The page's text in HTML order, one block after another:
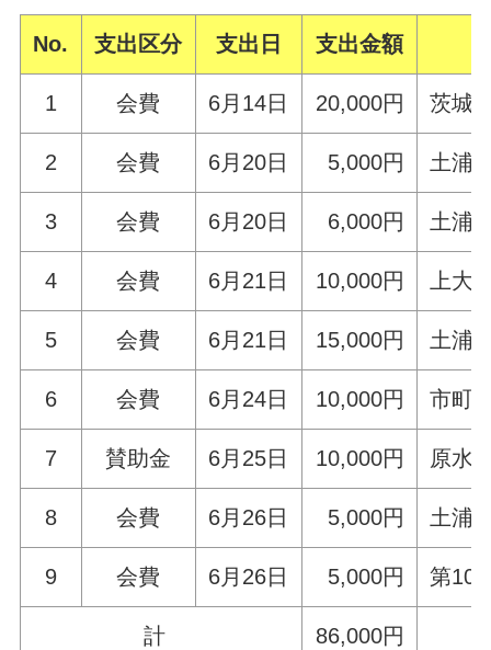
No. 支出区分 支出日 支出金額
1 会費 6月14日 20,000円 茨城
2 会費 6月20日 5,000円 土浦
3 会費 6月20日 6,000円 土浦
4 会費 6月21日 10,000円 上大
5 会費 6月21日 15,000円 土浦
6 会費 6月24日 10,000円 市町
7 賛助金 6月25日 10,000円 原水
8 会費 6月26日 5,000円 土浦
9 会費 6月26日 5,000円 第
計 86,000円